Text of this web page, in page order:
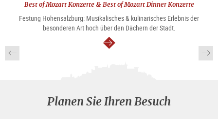
Best of Mozart Konzerte & Best of Mozart Dinner Konzerte
Festung Hohensalzburg: Musikalisches & kulinarisches Erlebnis der
besonderen Art hoch über den Dächern der Stadt.
weiter
Planen Sie Ihren Besuch